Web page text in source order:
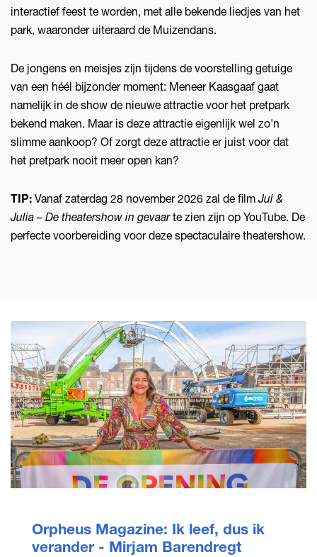
interactief feest te worden, met alle bekende liedjes van het
park, waaronder uiteraard de Muizendans.
De jongens en meisjes zijn tijdens de voorstelling getuige
van een héél bijzonder moment: Meneer Kaasgaaf gaat
namelijk in de show de nieuwe attractie voor het pretpark
bekend maken. Maar is deze attractie eigenlijk wel zo'n
slimme aankoop? Of zorgt deze attractie er juist voor dat
het pretpark nooit meer open kan?
TIP: Vanaf zaterdag 28 november 2026 zal de filmJul &
Julia – De theatershow in gevaarte zien zijn op YouTube. De
perfecte voorbereiding voor deze spectaculaire theatershow.
Orpheus Magazine: Ik leef, dus ik
verander - Mirjam Barendregt